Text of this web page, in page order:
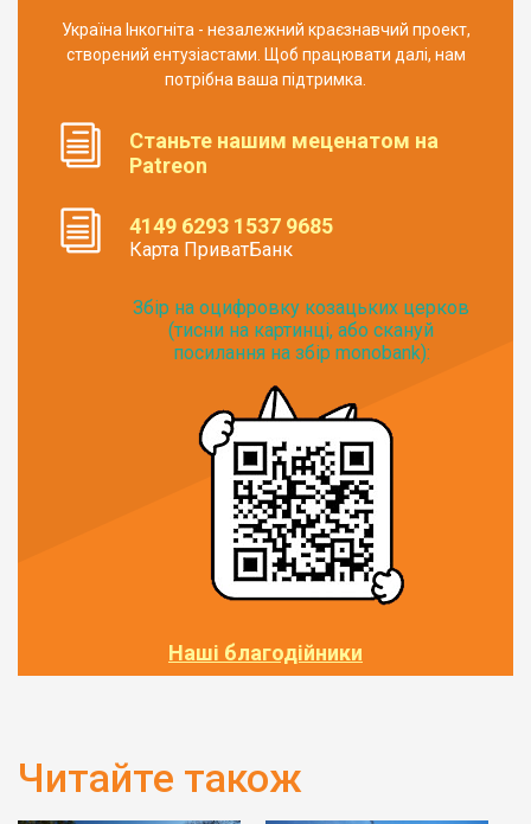
Україна Інкогніта - незалежний краєзнавчий проект,
створений ентузіастами. Щоб працювати далі, нам
потрібна ваша підтримка.
Станьте нашим меценатом на
Patreon
4149 6293 1537 9685
Карта ПриватБанк
Збір на оцифровку козацьких церков
(тисни на картинці, або скануй
посилання на збір monobank):
Наші благодійники
Читайте також